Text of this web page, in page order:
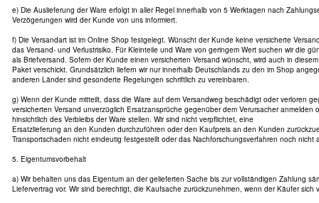
e) Die Auslieferung der Ware erfolgt in aller Regel innerhalb von 5 Werktagen nach
Verzögerungen wird der Kunde von uns informiert.
f) Die Versandart ist im Online Shop festgelegt. Wünscht der Kunde keine versicherte
das Versand- und Verlustrisiko. Für Kleinteile und Ware von geringem Wert suchen wir die
als Briefversand. Sofern der Kunde einen versicherten Versand wünscht, wird auch in
Paket verschickt. Grundsätzlich liefern wir nur innerhalb Deutschlands zu den im Shop
anderen Länder sind gesonderte Regelungen schriftlich zu vereinbaren.
g) Wenn der Kunde mitteilt, dass die Ware auf dem Versandweg beschädigt oder verloren
versicherten Versand unverzüglich Ersatzansprüche gegenüber dem Verursacher anmelden
hinsichtlich des Verbleibs der Ware stellen. Wir sind nicht verpflichtet, eine
Ersatzlieferung an den Kunden durchzuführen oder den Kaufpreis an den Kunden
Transportschaden nicht eindeutig festgestellt oder das Nachforschungsverfahren noch nicht
5. Eigentumsvorbehalt
a) Wir behalten uns das Eigentum an der gelieferten Sache bis zur vollständigen Zahlung
Liefervertrag vor. Wir sind berechtigt, die Kaufsache zurückzunehmen, wenn der Käufer sich